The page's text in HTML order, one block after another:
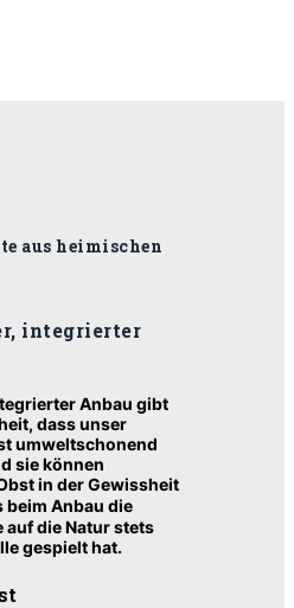
aus heimischen
integrierter
Anbau gibt
dass unser
umweltschonend
sie können
in der Gewissheit
beim Anbau die
auf die Natur stets
gespielt hat.